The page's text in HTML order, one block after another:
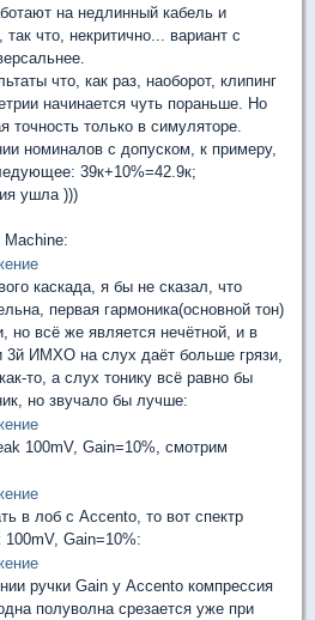
на недлинный кабель и
что, некритично... вариант с
что, как раз, наоборот, клипинг
начинается чуть пораньше. Но
точность только в симуляторе.
номиналов с допуском, к примеру,
39к+10%=42.9к;
ушла )))
каскада, я бы не сказал, что
первая гармоника(основной тон)
но всё же является нечётной, и в
3й ИМХО на слух даёт больше грязи,
то, а слух тонику всё равно бы
но звучало бы лучше:
100mV, Gain=10%, смотрим
в лоб с Accento, то вот спектр
Gain=10%:
ручки Gain у Accento компрессия
полуволна срезается уже при